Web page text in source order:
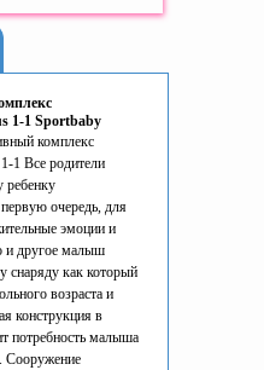
1-1 Sportbaby
комплекс
1 Все родители
ребенку
очередь, для
эмоции и
и другое малыш
снаряду как который
возраста и
конструкция в
потребность малыша
Сооружение